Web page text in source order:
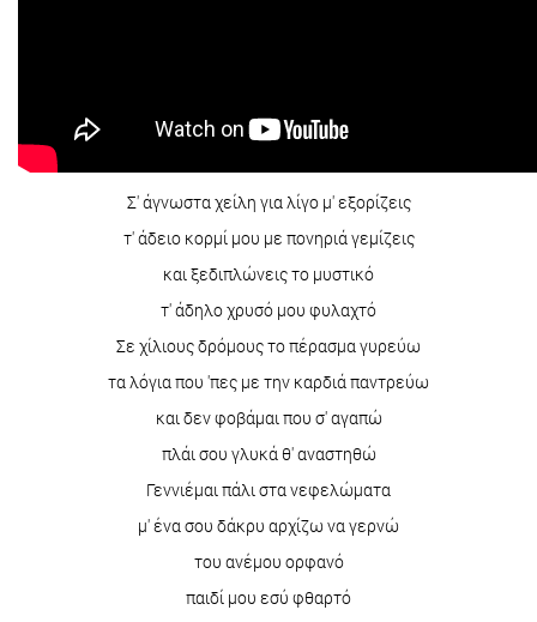
Σ' άγνωστα χείλη για λίγο μ' εξορίζεις
τ' άδειο κορμί μου με πονηριά γεμίζεις
και ξεδιπλώνεις το μυστικό
τ' άδηλο χρυσό μου φυλαχτό
Σε χίλιους δρόμους το πέρασμα γυρεύω
τα λόγια που 'πες με την καρδιά παντρεύω
και δεν φοβάμαι που σ' αγαπώ
πλάι σου γλυκά θ' αναστηθώ
Γεννιέμαι πάλι στα νεφελώματα
μ' ένα σου δάκρυ αρχίζω να γερνώ
του ανέμου ορφανό
παιδί μου εσύ φθαρτό